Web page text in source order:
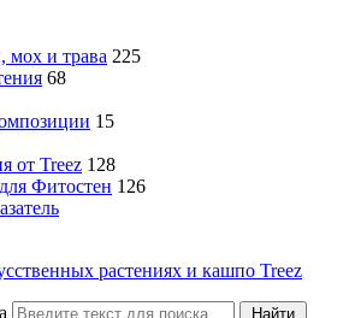
мох и трава 225
68
15
от Treez 128
Фитостен 126
растениях и кашпо Treez
Найти